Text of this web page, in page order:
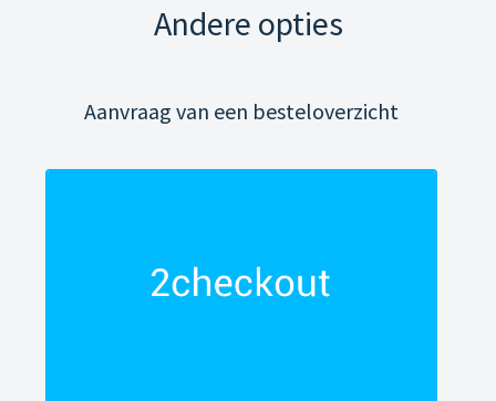
Andere opties
Aanvraag van een besteloverzicht